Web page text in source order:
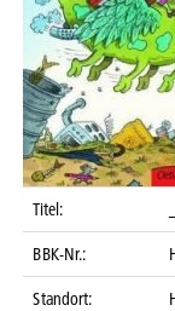
Titel:
BBK-Nr.:
Standort: